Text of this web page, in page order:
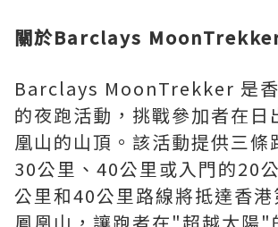
關於Barclays
Barclays MoonTrekker 是
的夜跑活動，挑戰參加者在日
凰山的山頂。該活動提供三條
30公里、40公里或入門的20
公里和40公里路線將抵達香港